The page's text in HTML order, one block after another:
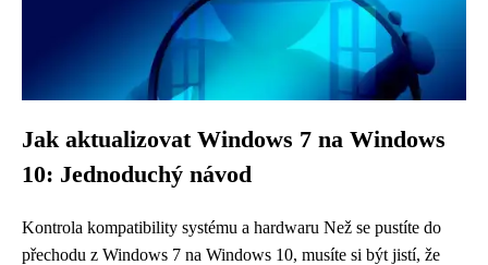
Jak aktualizovat Windows 7 na Windows
10: Jednoduchý návod
Kontrola kompatibility systému a hardwaru Než se pustíte do
přechodu z Windows 7 na Windows 10, musíte si být jistí, že